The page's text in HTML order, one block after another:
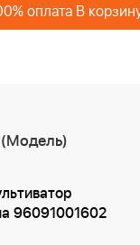
оплата В
(Модель)
96091001602